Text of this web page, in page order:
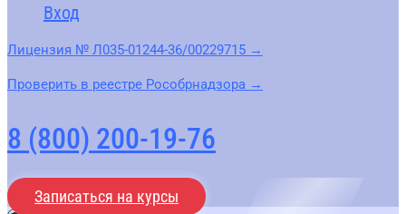
Вход
Лицензия № Л035-01244-36/00229715 →
Проверить в реестре Рособрнадзора →
8 (800) 200-19-76
Записаться на курсы